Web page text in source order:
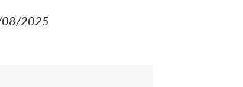
08/2025